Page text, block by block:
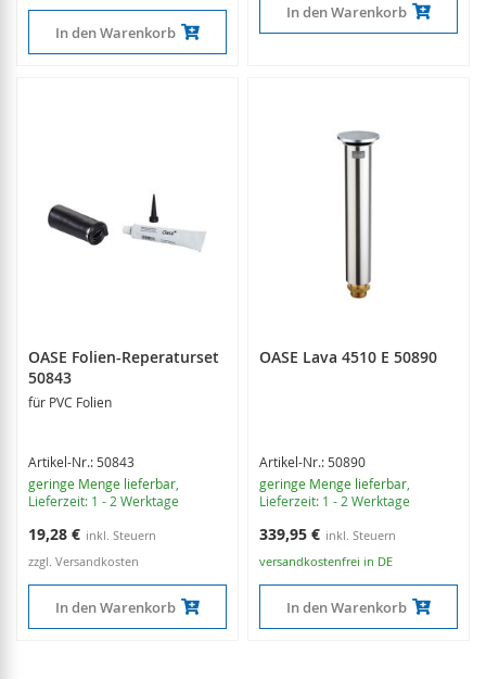
In den Warenkorb
In den Warenkorb
OASE Folien-Reperaturset
50843
für PVC Folien
Artikel-Nr.: 50843
geringe Menge lieferbar,
Lieferzeit: 1 - 2 Werktage
19,28 €
zzgl. Versandkosten
In den Warenkorb
OASE Lava 4510 E 50890
Artikel-Nr.: 50890
geringe Menge lieferbar,
Lieferzeit: 1 - 2 Werktage
339,95 €
versandkostenfrei in DE
In den Warenkorb